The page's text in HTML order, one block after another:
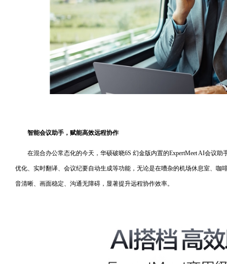
智能会议助手，赋能高效远程协作
在混合办公常态化的今天，华硕破晓6S 幻金版内置的ExpertMeet AI会议
优化、实时翻译、会议纪要自动生成等功能，无论是在嘈杂的机场休息室、咖
音清晰、画面稳定、沟通无障碍，显著提升远程协作效率。